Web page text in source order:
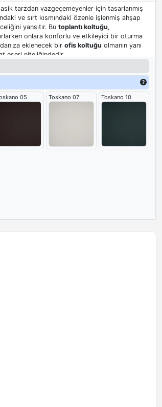
tarzdan vazgeçemeyenler için tasarlanmış
ve sırt kısmındaki özenle işlenmiş ahşap
yansıtır. Bu toplantı koltuğu,
onlara konforlu ve etkileyici bir oturma
eklenecek bir ofis koltuğu olmanın yanı
eseri niteliğindedir.
05 Toskano 07 Toskano 10